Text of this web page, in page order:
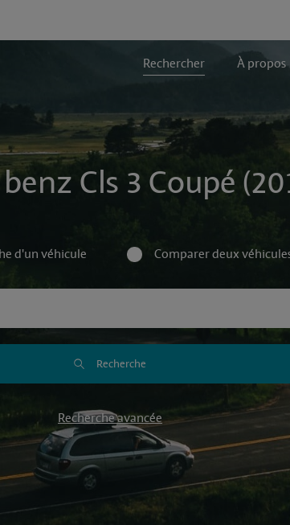
Rechercher À propos
Cls 3 Coupé
d'un véhicule Comparer deux
Recherche
Recherche avancée